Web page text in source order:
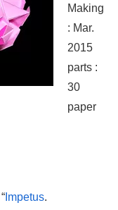
Making
: Mar.
2015
parts :
30
paper
Impetus.